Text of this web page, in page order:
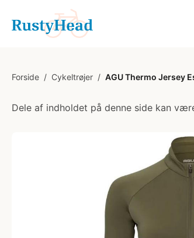
Forside / Cykeltrøjer / AGU Thermo Jersey
Dele af indholdet på denne side kan